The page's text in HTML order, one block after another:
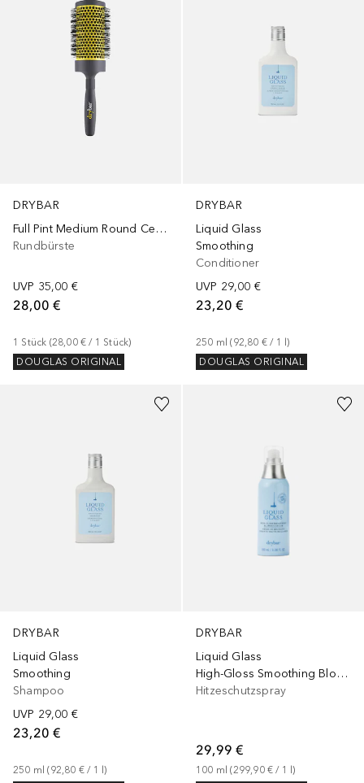
DRYBAR
Full Pint Medium Round Ceramic Brush
Rundbürste
UVP 35,00 €
28,00 €
1 Stück (28,00 € / 1 Stück)
DOUGLAS ORIGINAL
DRYBAR
Liquid Glass
Smoothing
Conditioner
UVP 29,00 €
23,20 €
250 ml (92,80 € / 1 l)
DOUGLAS ORIGINAL
DRYBAR
Liquid Glass
Smoothing
Shampoo
UVP 29,00 €
23,20 €
250 ml (92,80 € / 1 l)
Größe
DRYBAR
Liquid Glass
High-Gloss Smoothing Blowout Cream
Hitzeschutzspray
29,99 €
100 ml (299,90 € / 1 l)